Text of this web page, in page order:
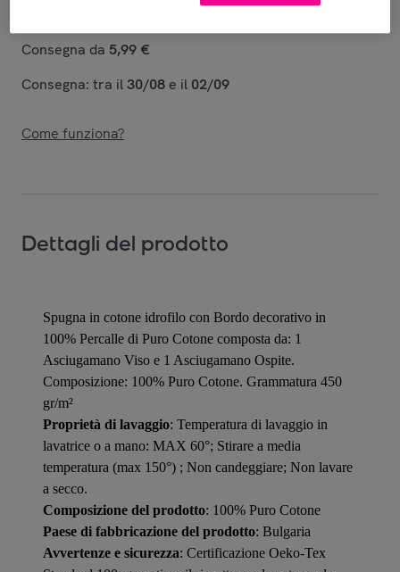
Consegna da 5,99 €
Consegna: tra il30/08 e il 02/09
Come funziona?
Dettagli del prodotto
Spugna in cotone idrofilo con Bordo decorativo in
100% Percalle di Puro Cotone composta da: 1
Asciugamano Viso e 1 Asciugamano Ospite.
Composizione: 100% Puro Cotone. Grammatura 450
gr/m²
Proprietà di lavaggio: Temperatura di lavaggio in
lavatrice o a mano: MAX 60°; Stirare a media
temperatura (max 150°) ; Non candeggiare; Non lavare
a secco.
Composizione del prodotto: 100% Puro Cotone
Paese di fabbricazione del prodotto: Bulgaria
Avvertenze e sicurezza: Certificazione Oeko-Tex